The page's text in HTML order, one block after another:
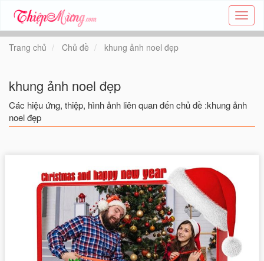
Tạo
thiệp
online
đề
-
Trang chủ Chủ đề khung ảnh noel đẹp
khung ảnh noel đẹp
Các hiệu ứng, thiệp, hình ảnh liên quan đến chủ đề :khung ảnh
noel đẹp